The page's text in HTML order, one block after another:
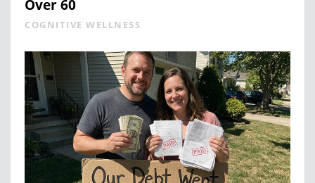
Over 60
COGNITIVE WELLNESS